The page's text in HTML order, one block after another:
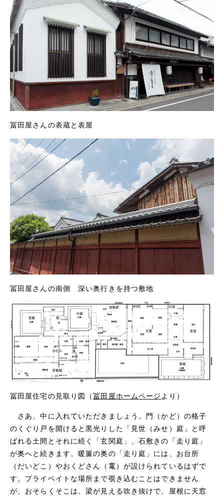
冨田屋さんの表蔵と表屋
冨田屋さんの南側 深い奥行きを持つ敷地
冨田屋住宅の見取り図（冨田屋ホームページより）
さあ、中に入れていただきましょう。門（かど）の格子
のくぐり戸を開けると黒光りした「見世（みせ）庭」と呼
ばれる土間とそれに続く「玄関庭」、石敷きの「走り庭」
が奥へと続きます。暖簾の奥の「走り庭」には、お台所
（だいどこ）やおくどさん（竃）が設けられているはずで
す。プライベイトな場所まで覗き込むことはできません
が、おそらくそこは、梁が見える吹き抜けで、屋根に天窓